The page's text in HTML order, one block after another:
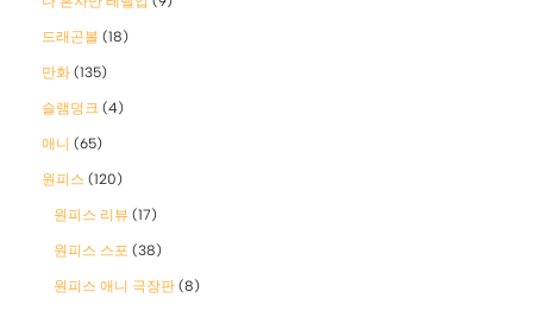
드래곤볼 (18)
만화 (135)
슬램덩크 (4)
애니 (65)
원피스 (120)
원피스 리뷰 (17)
원피스 스포 (38)
원피스 애니 극장판 (8)